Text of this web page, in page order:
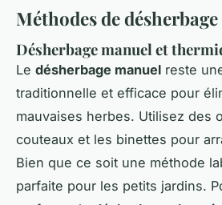
Méthodes de
Désherbage manuel et
Le désherbage manuel reste
traditionnelle et efficace pour
mauvaises herbes. Utilisez des
couteaux et les binettes pour
Bien que ce soit une méthode
parfaite pour les petits jardins.